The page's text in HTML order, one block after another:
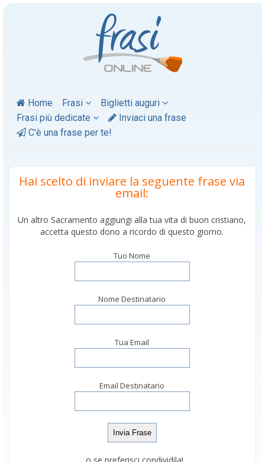
Home Frasi
Biglietti auguri
Frasi più dedicate
Inviaci una frase
C'è una frase per te!
Hai scelto di inviare la seguente frase via
email:
Un altro Sacramento aggiungi alla tua vita di buon cristiano,
accetta questo dono a ricordo di questo giorno.
Tuo Nome
Nome Destinatario
Tua Email
Email Destinatario